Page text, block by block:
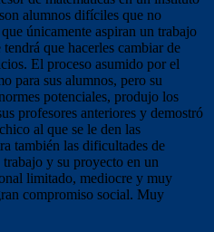
alumnos difíciles que no
únicamente aspiran un trabajo
que hacerles cambiar de
El proceso asumido por el
para sus alumnos, pero su
potenciales, produjo los
profesores anteriores y demostró
al que se le den las
también las dificultades de
y su proyecto en un
limitado, mediocre y muy
compromiso social. Muy